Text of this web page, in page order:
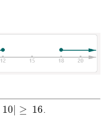
10 ≥ 16
≥16
.